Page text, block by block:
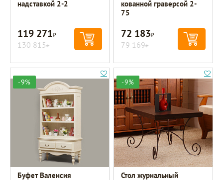
надставкой 2-2
119 271Р
130 815Р
кованной граверсой 2-
75
72 183Р
79 169Р
-9%
Буфет Валенсия
-9%
Стол журнальный